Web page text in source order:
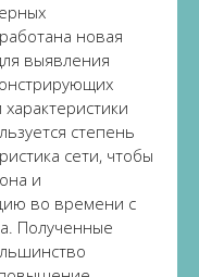
новая
выявления
степень
сети, чтобы
и
во времени с
Полученные